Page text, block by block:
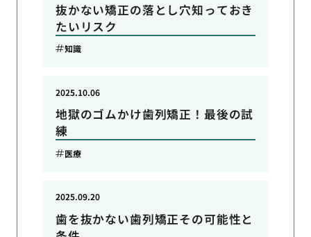
抜かない矯正の落とし穴知っておき
たいリスク
知識
地獄のゴムかけ歯列矯正！最後の試
練
2025.10.06
医療
歯を抜かない歯列矯正その可能性と
2025.09.20